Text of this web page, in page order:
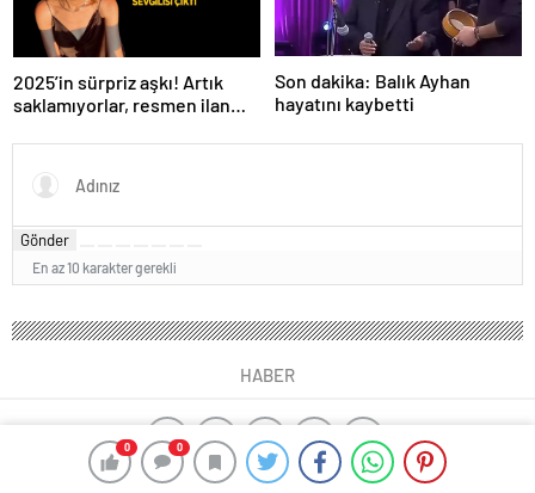
0 0
2025’in sürpriz aşkı! Artık
saklamıyorlar, resmen ilan
Son dakika: Balık Ayhan
hayatını kaybetti
Gönder
En az 10 karakter gerekli
HABER
yangın algılama sistemleri ajax alarm